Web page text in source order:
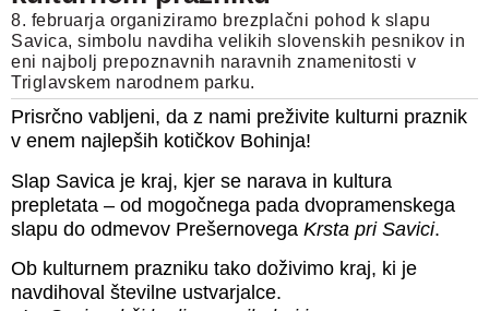
8. februarja organiziramo brezplačni pohod k slapu
Savica, simbolu navdiha velikih slovenskih pesnikov in
eni najbolj prepoznavnih naravnih znamenitosti v
Triglavskem narodnem parku.
Prisrčno vabljeni, da z nami preživite kulturni praznik
v enem najlepših kotičkov Bohinja!
Slap Savica je kraj, kjer se narava in kultura
prepletata – od mogočnega pada dvopramenskega
slapu do odmevov Prešernovega Krsta pri Savici.
Ob kulturnem prazniku tako doživimo kraj, ki je
navdihoval številne ustvarjalce.